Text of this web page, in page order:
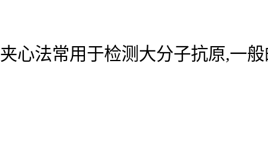
夹心法常用于检测大分子抗原,一